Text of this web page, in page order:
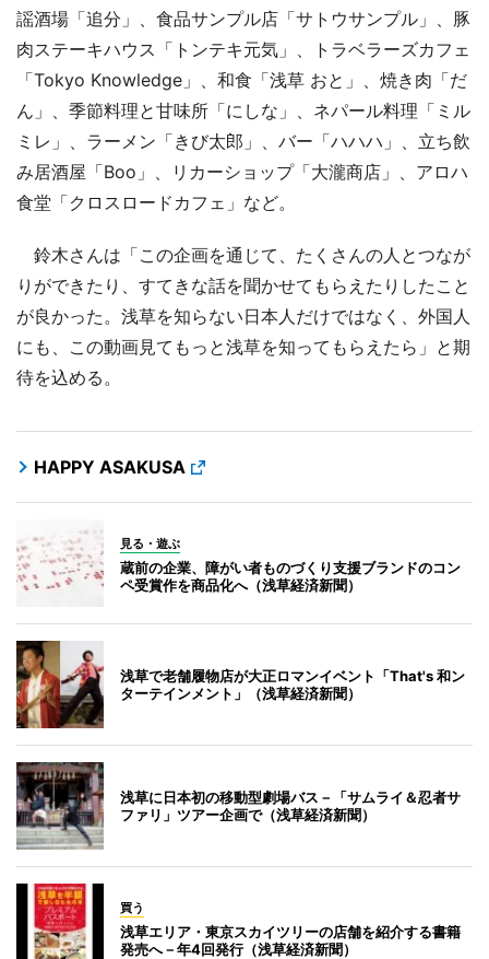
謡酒場「追分」、食品サンプル店「サトウサンプル」、豚
肉ステーキハウス「トンテキ元気」、トラベラーズカフェ
「Tokyo Knowledge」、和食「浅草 おと」、焼き肉「だ
ん」、季節料理と甘味所「にしな」、ネパール料理「ミル
ミレ」、ラーメン「きび太郎」、バー「ハハハ」、立ち飲
み居酒屋「Boo」、リカーショップ「大瀧商店」、アロハ
食堂「クロスロードカフェ」など。
鈴木さんは「この企画を通じて、たくさんの人とつなが
りができたり、すてきな話を聞かせてもらえたりしたこと
が良かった。浅草を知らない日本人だけではなく、外国人
にも、この動画見てもっと浅草を知ってもらえたら」と期
待を込める。
HAPPY ASAKUSA
見る・遊ぶ
蔵前の企業、障がい者ものづくり支援ブランドのコン
ペ受賞作を商品化へ（浅草経済新聞）
浅草で老舗履物店が大正ロマンイベント「That's 和ン
ターテインメント」（浅草経済新聞）
浅草に日本初の移動型劇場バス－「サムライ＆忍者サ
ファリ」ツアー企画で（浅草経済新聞）
買う
浅草エリア・東京スカイツリーの店舗を紹介する書籍
発売へ－年4回発行（浅草経済新聞）